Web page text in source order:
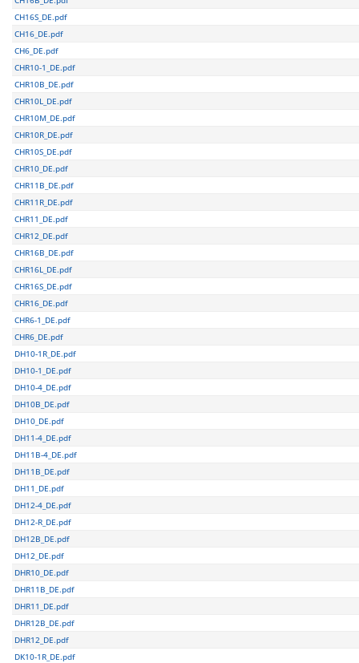
CH16S_DE.pdf
CH16_DE.pdf
CH6_DE.pdf
CHR10-1_DE.pdf
CHR10B_DE.pdf
CHR10L_DE.pdf
CHR10M_DE.pdf
CHR10R_DE.pdf
CHR10S_DE.pdf
CHR10_DE.pdf
CHR11B_DE.pdf
CHR11R_DE.pdf
CHR11_DE.pdf
CHR12_DE.pdf
CHR16B_DE.pdf
CHR16L_DE.pdf
CHR16S_DE.pdf
CHR16_DE.pdf
CHR6-1_DE.pdf
CHR6_DE.pdf
DH10-1R_DE.pdf
DH10-1_DE.pdf
DH10-4_DE.pdf
DH10B_DE.pdf
DH10_DE.pdf
DH11-4_DE.pdf
DH11B-4_DE.pdf
DH11B_DE.pdf
DH11_DE.pdf
DH12-4_DE.pdf
DH12-R_DE.pdf
DH12B_DE.pdf
DH12_DE.pdf
DHR10_DE.pdf
DHR11B_DE.pdf
DHR11_DE.pdf
DHR12B_DE.pdf
DHR12_DE.pdf
DK10-1R_DE.pdf